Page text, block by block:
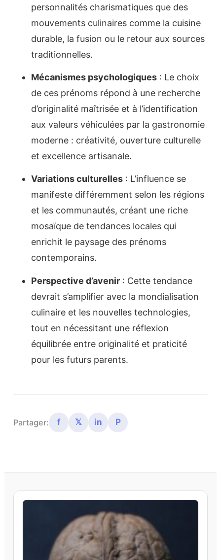
personnalités charismatiques que des
mouvements culinaires comme la cuisine
durable, la fusion ou le retour aux sources
traditionnelles.
Mécanismes psychologiques : Le choix
de ces prénoms répond à une recherche
d’originalité maîtrisée et à l’identification
aux valeurs véhiculées par la gastronomie
moderne : créativité, ouverture culturelle
et excellence artisanale.
Variations culturelles : L’influence se
manifeste différemment selon les régions
et les communautés, créant une riche
mosaïque de tendances locales qui
enrichit le paysage des prénoms
contemporains.
Perspective d’avenir : Cette tendance
devrait s’amplifier avec la mondialisation
culinaire et les nouvelles technologies,
tout en nécessitant une réflexion
équilibrée entre originalité et praticité
pour les futurs parents.
Partager: f 𝕏 in P